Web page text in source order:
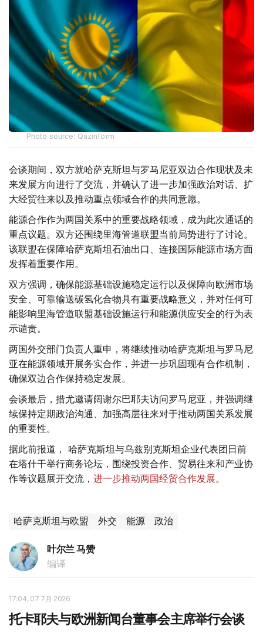
Photo source: Qazinform
会谈期间，双方就哈萨克斯坦与罗马尼亚双边合作现状及未
来发展方向进行了交流，并确认了进一步加强政治对话、扩
大经贸往来以及推动重点领域合作的共同意愿。
能源合作作为两国关系中的重要战略领域，成为此次通话的
重点议题。双方还围绕里海管道联盟当前局势进行了讨论。
该联盟在保障哈萨克斯坦石油出口、连接国际能源市场方面
发挥着重要作用。
双方强调，确保能源基础设施稳定运行以及保障向欧洲市场
安全、可靠输送碳氢化合物具有重要战略意义，并对任何可
能影响里海管道联盟基础设施运行和能源供应安全的行为表
示谴责。
两国外交部门负责人重申，将继续推动哈萨克斯坦与罗马尼
亚在能源领域开展务实合作，并进一步巩固现有合作机制，
确保双边合作保持稳定发展。
会谈最后，措尤邀请阔谢尔巴耶夫访问罗马尼亚，并强调继
续保持定期政治沟通、加强高层往来对于推动两国关系发展
的重要性。
据此前报道， 哈萨克斯坦与乌兹别克斯坦企业代表团日前
在塔什干举行商务论坛，围绕投资合作、贸易往来和产业协
作等议题展开交流， 进一步推动两国经贸合作发展。
哈萨克斯坦与欧盟 外交 能源 政治
叶尔兰 马赞
编译
17:04, 07 7月 2026
托卡耶夫与欧洲新闻台董事会主席举行会谈